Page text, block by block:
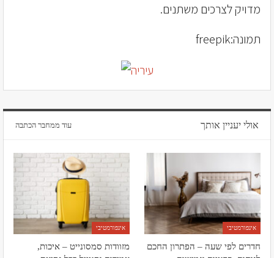
מדויק לצרכים משתנים.
תמונה:freepik
אולי יעניין אותך עוד ממחבר הכתבה
אינפורמטיבי
חדרים לפי שעה – הפתרון החכם
אינפורמטיבי
מזוודות סמסונייט – איכות,